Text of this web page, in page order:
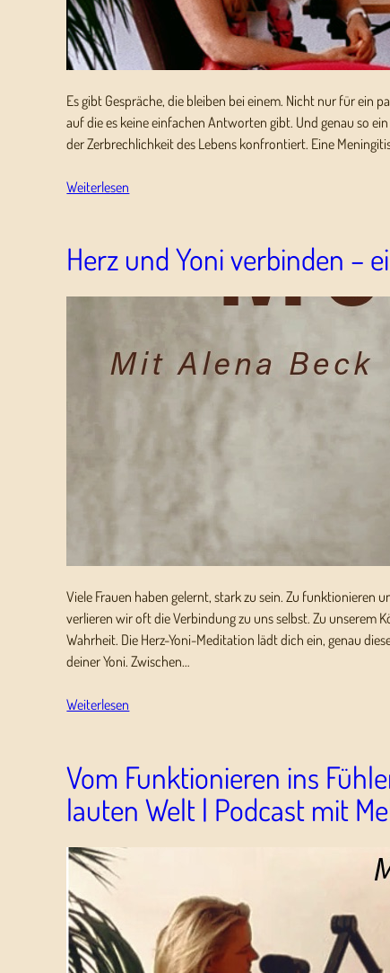
Es gibt Gespräche, die bleiben bei einem. Nicht nur für ein
auf die es keine einfachen Antworten gibt. Und genau so
der Zerbrechlichkeit des Lebens konfrontiert. Eine
Weiterlesen
Herz und Yoni verbinden –
Viele Frauen haben gelernt, stark zu sein. Zu funktionieren
verlieren wir oft die Verbindung zu uns selbst. Zu unserem
Wahrheit. Die Herz-Yoni-Meditation lädt dich ein, genau
deiner Yoni. Zwischen…
Weiterlesen
Vom Funktionieren ins
lauten Welt | Podcast mit